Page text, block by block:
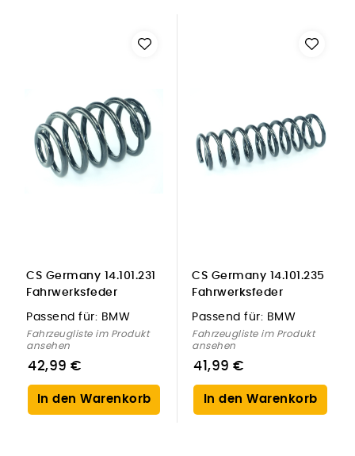
CS Germany 14.101.231
Fahrwerksfeder
Hinterachse für BMW
Passend für: BMW
Fahrzeugliste im Produkt
ansehen
42,99 €
In den Warenkorb
CS Germany 14.101.235
Fahrwerksfeder
Hinterachse für BMW
Passend für: BMW
Fahrzeugliste im Produkt
ansehen
41,99 €
In den Warenkorb